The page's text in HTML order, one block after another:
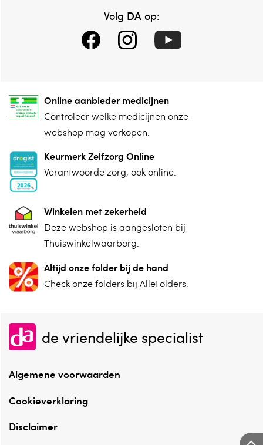
Volg DAop:
Online aanbieder medicijnen
⁠Controleer welke medicijnen onze
webshop mag verkopen.
Keurmerk Zelfzorg Online
⁠Verantwoorde zorg, ⁠ook online.
Winkelen met zekerheid
⁠Deze webshop is aangesloten ⁠bij
Thuiswinkelwaarborg.
Altijd onze folder bij de hand
Check onze folders ⁠bij AlleFolders.
de vriendelijke specialist
Algemene voorwaarden
Cookieverklaring
Disclaimer